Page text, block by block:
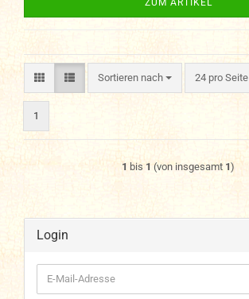
ZUM ARTIKEL
Sortieren nach
Sortieren nach 24 pro Seite
pro Seite
1
1 bis 1 (von insgesamt 1)
Login
E-
Mail-